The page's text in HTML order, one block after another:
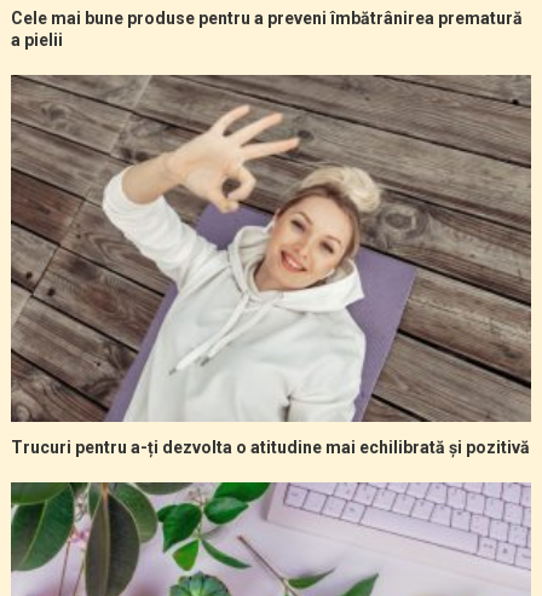
Cele mai bune produse pentru a preveni îmbătrânirea prematură
a pielii
Trucuri pentru a-ți dezvolta o atitudine mai echilibrată și pozitivă